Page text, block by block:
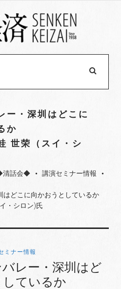
ー・深圳はどこに
か
世荣（スイ・シ
話会◆ fiber_manual_record 講演セミナー情報 fiber_manual_record
はどこに向かおうとしているか
・シロン)氏
ミナー情報
レー・深圳はど
ているか